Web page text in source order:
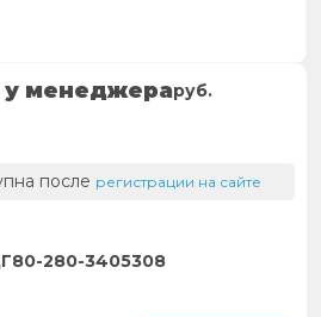
у менеджераруб.
после регистрации на сайте
280-3405308